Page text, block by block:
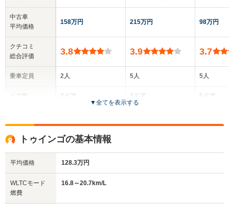
中古車
平均価格
クチコミ
総合評価
乗車定員
ドア数
サイズ
(全長x全幅x全高)
158万円
3.8
2人
2ドア
1.69m
全長
215万円
3.9
5人
3ドア
1.62m
98万円
3.7
5人
5ドア
1.72m
▼全てを表示する
トゥインゴの基本情報
平均価格 128.3万円
WLTCモード
燃費
16.8～20.7km/L